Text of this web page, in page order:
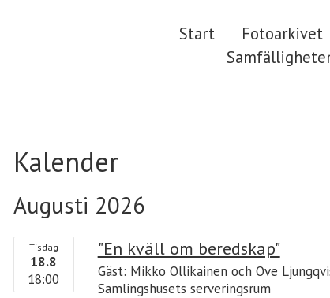
Start Fotoarkivet
Kalender
Augusti 2026
Tisdag
18.8
18:00
"En kväll om beredskap"
Gäst: Mikko Ollikainen och Ove
Samlingshusets serveringsrum